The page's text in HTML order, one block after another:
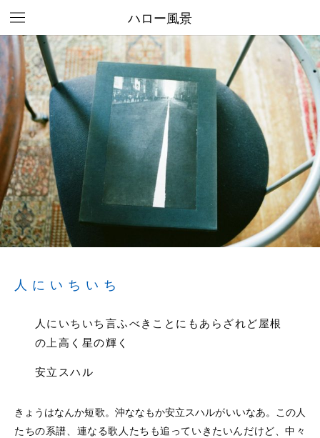
ハロー風景
人にいちいち
人にいちいち言ふべきことにもあらざれど屋根
の上高く星の輝く
安立スハル
きょうはなんか短歌。沖ななもか安立スハルがいいなあ。この人
たちの系譜、連なる歌人たちも追っていきたいんだけど、中々